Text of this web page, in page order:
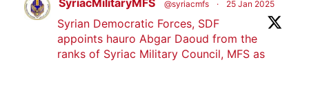
SyriacMilitaryMFS @syriacmfs · 25 Jan 2025
Syrian Democratic Forces, SDF
appoints hauro Abgar Daoud from the
ranks of Syriac Military Council, MFS as